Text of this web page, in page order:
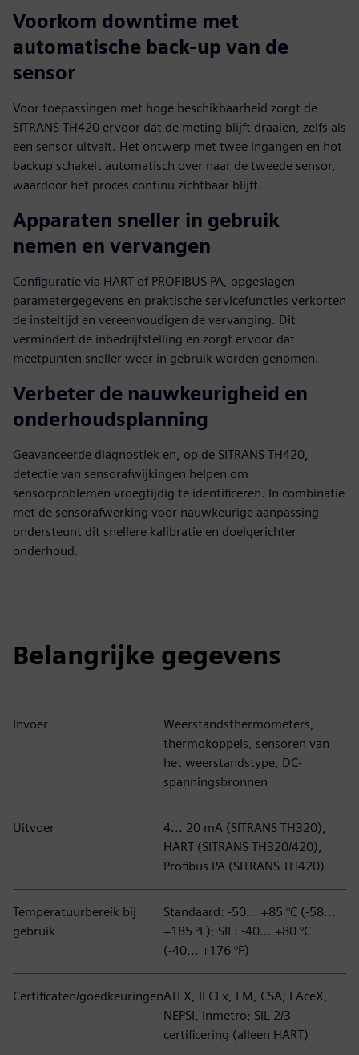
Voorkom downtime met
automatische back-up van de
sensor
Voor toepassingen met hoge beschikbaarheid zorgt de
SITRANS TH420 ervoor dat de meting blijft draaien, zelfs als
een sensor uitvalt. Het ontwerp met twee ingangen en hot
backup schakelt automatisch over naar de tweede sensor,
waardoor het proces continu zichtbaar blijft.
Apparaten sneller in gebruik
nemen en vervangen
Configuratie via HART of PROFIBUS PA, opgeslagen
parametergegevens en praktische servicefuncties verkorten
de insteltijd en vereenvoudigen de vervanging. Dit
vermindert de inbedrijfstelling en zorgt ervoor dat
meetpunten sneller weer in gebruik worden genomen.
Verbeter de nauwkeurigheid en
onderhoudsplanning
Geavanceerde diagnostiek en, op de SITRANS TH420,
detectie van sensorafwijkingen helpen om
sensorproblemen vroegtijdig te identificeren. In combinatie
met de sensorafwerking voor nauwkeurige aanpassing
ondersteunt dit snellere kalibratie en doelgerichter
onderhoud.
Belangrijke gegevens
Invoer
Weerstandsthermometers,
thermokoppels, sensoren van
het weerstandstype, DC-
spanningsbronnen
Uitvoer
4... 20 mA (SITRANS TH320),
HART (SITRANS TH320/420),
Profibus PA (SITRANS TH420)
Temperatuurbereik bij
gebruik
Standaard: -50... +85 °C (-58...
+185 °F); SIL: -40... +80 °C
(-40... +176 °F)
Certificaten/goedkeuringenATEX, IECEx, FM, CSA; EAceX,
NEPSI, Inmetro; SIL 2/3-
certificering (alleen HART)